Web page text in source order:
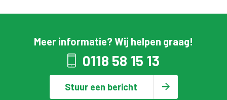
Meer informatie? Wij helpen graag!
0118 58 15 13
Stuur een bericht